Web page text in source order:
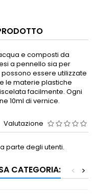
e composti da
a pennello sia per
essere utilizzate
le materie plastiche
facilmente. Ogni
10ml di vernice.
Valutazione
parte degli utenti.
CATEGORIA: >
<